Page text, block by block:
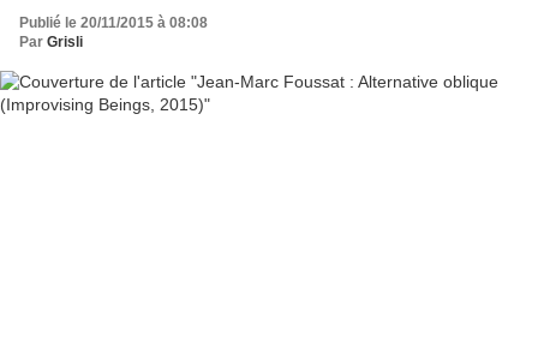
Publié le 20/11/2015 à 08:08
Par Grisli